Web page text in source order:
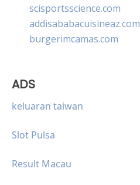
scisportsscience.com
addisababacuisineaz.com
burgerimcamas.com
ADS
keluaran taiwan
Slot Pulsa
Result Macau